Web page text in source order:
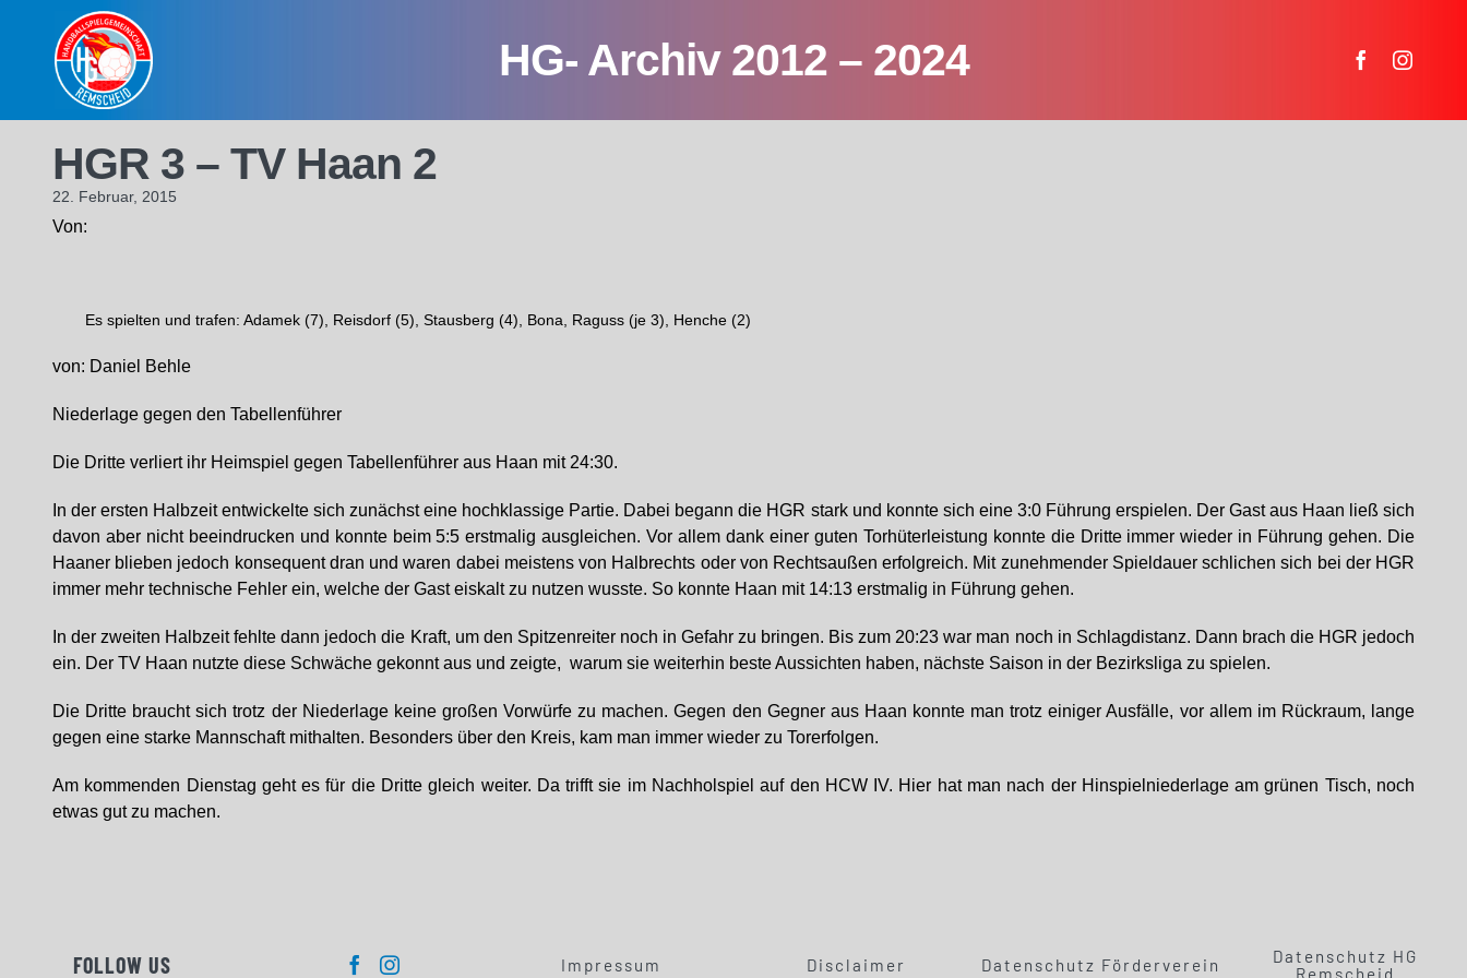
content
HG- Archiv 2012 – 2024
HGR 3 – TV Haan 2
22. Februar, 2015
Von:
Es spielten und trafen: Adamek (7), Reisdorf (5), Stausberg (4), Bona, Raguss (je 3), Henche (2)
von: Daniel Behle
Niederlage gegen den Tabellenführer
Die Dritte verliert ihr Heimspiel gegen Tabellenführer aus Haan mit 24:30.
In der ersten Halbzeit entwickelte sich zunächst eine hochklassige Partie. Dabei begann die HGR stark und konnte sich eine 3:0 Führung erspielen. Der Gast aus Haan ließ sich
davon aber nicht beeindrucken und konnte beim 5:5 erstmalig ausgleichen. Vor allem dank einer guten Torhüterleistung konnte die Dritte immer wieder in Führung gehen. Die
Haaner blieben jedoch konsequent dran und waren dabei meistens von Halbrechts oder von Rechtsaußen erfolgreich. Mit zunehmender Spieldauer schlichen sich bei der HGR
immer mehr technische Fehler ein, welche der Gast eiskalt zu nutzen wusste. So konnte Haan mit 14:13 erstmalig in Führung gehen.
In der zweiten Halbzeit fehlte dann jedoch die Kraft, um den Spitzenreiter noch in Gefahr zu bringen. Bis zum 20:23 war man noch in Schlagdistanz. Dann brach die HGR jedoch
ein. Der TV Haan nutzte diese Schwäche gekonnt aus und zeigte, warum sie weiterhin beste Aussichten haben, nächste Saison in der Bezirksliga zu spielen.
Die Dritte braucht sich trotz der Niederlage keine großen Vorwürfe zu machen. Gegen den Gegner aus Haan konnte man trotz einiger Ausfälle, vor allem im Rückraum, lange
gegen eine starke Mannschaft mithalten. Besonders über den Kreis, kam man immer wieder zu Torerfolgen.
Am kommenden Dienstag geht es für die Dritte gleich weiter. Da trifft sie im Nachholspiel auf den HCW IV. Hier hat man nach der Hinspielniederlage am grünen Tisch, noch
etwas gut zu machen.
FOLLOW US Impressum Disclaimer Datenschutz Förderverein
Datenschutz HG
Remscheid